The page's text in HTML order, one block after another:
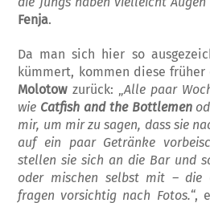
Fenja.
Da man sich hier so
kümmert, kommen diese
Molotowzurück: „Alle paar
wie Catfish and the Bottlemen
mir, um mir zu sagen, dass sie
auf ein paar Getränke vor
stellensie sich an die Bar und
oder mischen selbst mit – die
fragen vorsichtig nach Fotos.“,